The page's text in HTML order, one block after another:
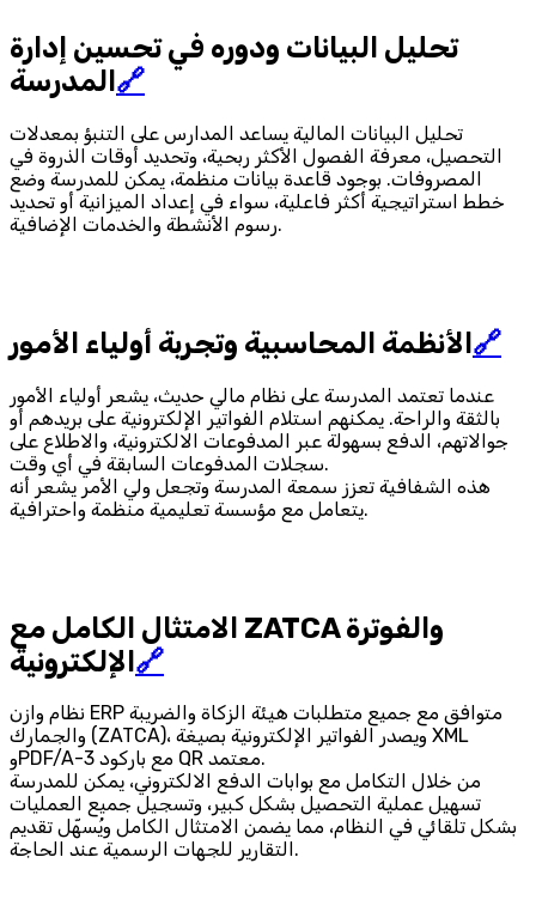
تحليل البيانات ودوره في تحسين إدارة
المدرسة 🔗
تحليل البيانات المالية يساعد المدارس على التنبؤ بمعدلات
التحصيل، معرفة الفصول الأكثر ربحية، وتحديد أوقات الذروة في
المصروفات. بوجود قاعدة بيانات منظمة، يمكن للمدرسة وضع
خطط استراتيجية أكثر فاعلية، سواء في إعداد الميزانية أو تحديد
رسوم الأنشطة والخدمات الإضافية.
الأنظمة المحاسبية وتجربة أولياء الأمور🔗
عندما تعتمد المدرسة على نظام مالي حديث، يشعر أولياء الأمور
بالثقة والراحة. يمكنهم استلام الفواتير الإلكترونية على بريدهم أو
جوالاتهم، الدفع بسهولة عبر المدفوعات الالكترونية، والاطلاع على
سجلات المدفوعات السابقة في أي وقت.
هذه الشفافية تعزز سمعة المدرسة وتجعل ولي الأمر يشعر أنه
يتعامل مع مؤسسة تعليمية منظمة واحترافية.
الامتثال الكامل مع ZATCA والفوترة
الإلكترونية🔗
نظام وازن ERP متوافق مع جميع متطلبات هيئة الزكاة والضريبة
والجمارك (ZATCA)، ويصدر الفواتير الإلكترونية بصيغة XML
وPDF/A-3 مع باركود QR معتمد.
من خلال التكامل مع بوابات الدفع الالكتروني، يمكن للمدرسة
تسهيل عملية التحصيل بشكل كبير، وتسجيل جميع العمليات
بشكل تلقائي في النظام، مما يضمن الامتثال الكامل ويُسهّل تقديم
التقارير للجهات الرسمية عند الحاجة.